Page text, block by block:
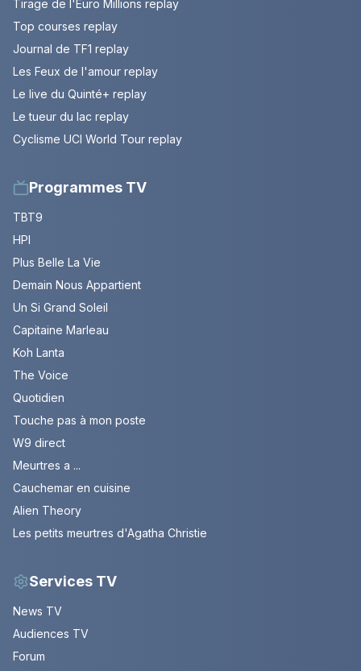
Tirage de l'Euro Millions replay
Top courses replay
Journal de TF1 replay
Les Feux de l'amour replay
Le live du Quinté+ replay
Le tueur du lac replay
Cyclisme UCI World Tour replay
Programmes TV
TBT9
HPI
Plus Belle La Vie
Demain Nous Appartient
Un Si Grand Soleil
Capitaine Marleau
Koh Lanta
The Voice
Quotidien
Touche pas à mon poste
W9 direct
Meurtres a ...
Cauchemar en cuisine
Alien Theory
Les petits meurtres d'Agatha Christie
Services TV
News TV
Audiences TV
Forum